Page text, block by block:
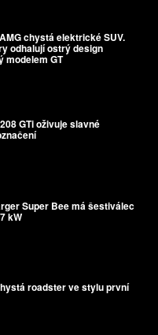
chystá elektrické SUV.
odhalují ostrý design
modelem GT
GTi oživuje slavné
Super Bee má šestiválec
kW
roadster ve stylu první